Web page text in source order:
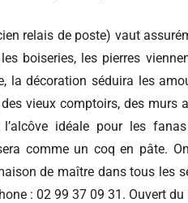
relais de poste) vaut
boiseries, les pierres
la décoration séduira les
vieux comptoirs, des murs
idéale pour les
comme un coq en pâte.
de maître dans tous les
: 02 99 37 09 31. Ouvert